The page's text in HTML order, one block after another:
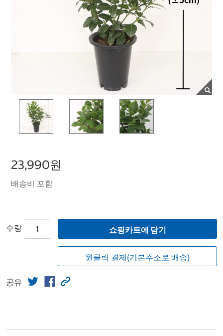
23,990원
배송비 포함
수량 쇼핑카트에 담기
원클릭 결제(기본주소로 배송)
공유